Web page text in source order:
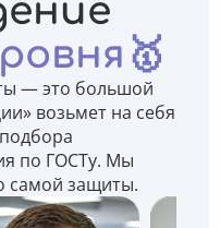
— это большой
возьмет на себя
по ГОСТу. Мы
самой защиты.